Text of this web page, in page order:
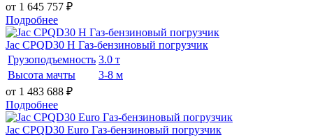
от 1 645 757 ₽
Подробнее
Jac CPQD30 H Газ-бензиновый погрузчик
Грузоподъемность 3.0 т
Высота мачты
3-8 м
от 1 483 688 ₽
Подробнее
Jac CPQD30 Euro Газ-бензиновый погрузчик